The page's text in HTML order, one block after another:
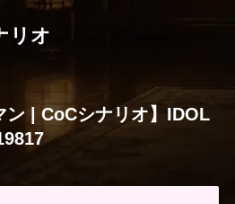
リオ
ン | CoCシナリオ】IDOL